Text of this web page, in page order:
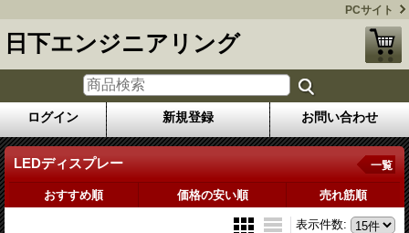
PCサイト
日下エンジニアリング
ログイン 新規登録 お問い合わせ
LEDディスプレー 一覧
おすすめ順 価格の安い順 売れ筋順
表示件数: